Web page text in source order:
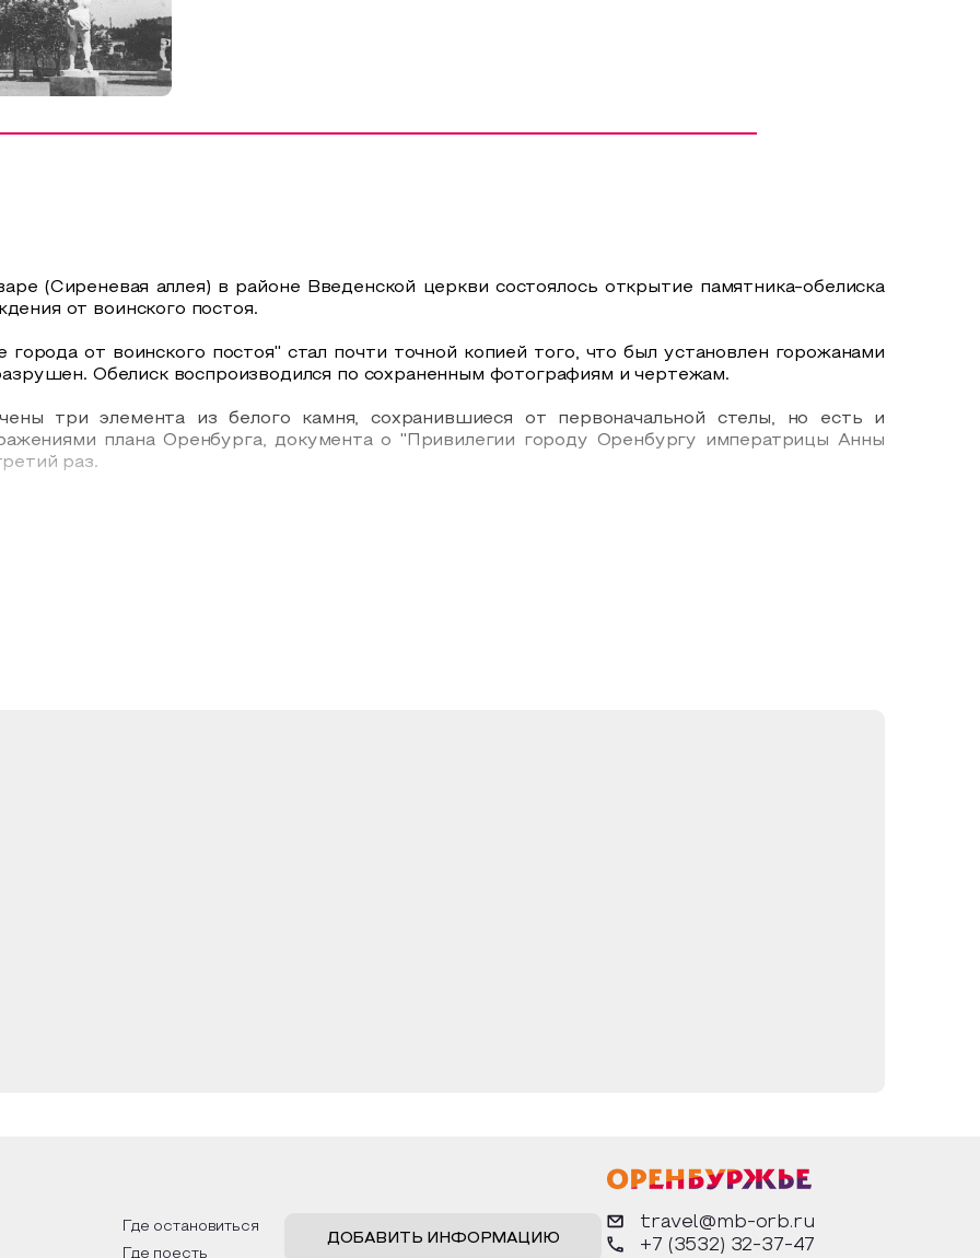
(Сиреневая аллея) в районе Введенской церкви состоялось открытие памятника-обелиска
от воинского постоя.
от воинского постоя" стал почти точной копией того, что был установлен горожанами
Обелиск воспроизводился по сохраненным фотографиям и чертежам.
три элемента из белого камня, сохранившиеся от первоначальной стелы, но есть и
плана Оренбурга, документа о "Привилегии городу Оренбургу императрицы Анны
раз.
ко Дню города.
время обелиск снесли, и в 1953 году на этом месте был установлен памятник Валерию
Где остановиться
Где поесть
ДОБАВИТЬ ИНФОРМАЦИЮ
travel@mb-orb.ru
+7 (3532) 32-37-47